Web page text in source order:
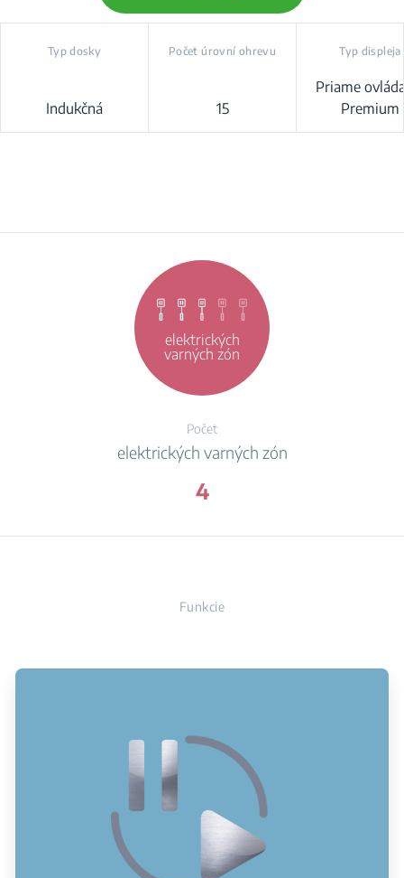
Typ dosky
Indukčná
Počet úrovní ohrevu
15
Typ displeja
Priame
Premium
elektrických
varných zón
Počet
elektrických varných zón
4
Funkcie